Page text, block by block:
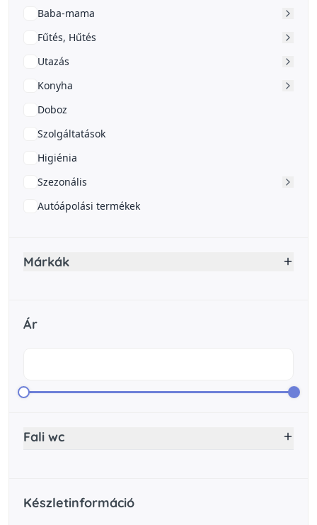
Baba-mama
Fűtés, Hűtés
Utazás
Konyha
Doboz
Szolgáltatások
Higiénia
Szezonális
Autóápolási termékek
Márkák
Ár
Fali wc
Készletinformáció